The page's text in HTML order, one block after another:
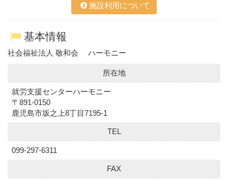
施設利用について
基本情報
社会福祉法人 敬和会 ハーモニー
所在地
就労支援センターハーモニー
〒891-0150
鹿児島市坂之上8丁目7195-1
TEL
099-297-6311
FAX